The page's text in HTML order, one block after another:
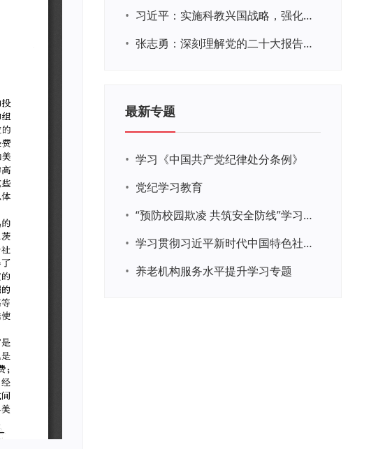
•
习近平：实施科教兴国战略，强化现代化建设人才支撑
•
张志勇：深刻理解党的二十大报告关于教育的新思想、新战略、新要求
最新专题
• 学习《中国共产党纪律处分条例》
• 党纪学习教育
•
“预防校园欺凌 共筑安全防线”学习专题
•
学习贯彻习近平新时代中国特色社会主义思想主题教育
• 养老机构服务水平提升学习专题